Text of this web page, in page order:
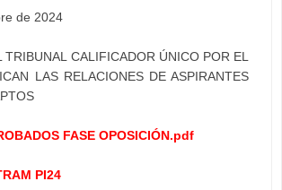
de 2024
TRIBUNAL CALIFICADOR ÚNICO POR EL
LAS RELACIONES DE ASPIRANTES
FASE OPOSICIÓN.pdf
PI24